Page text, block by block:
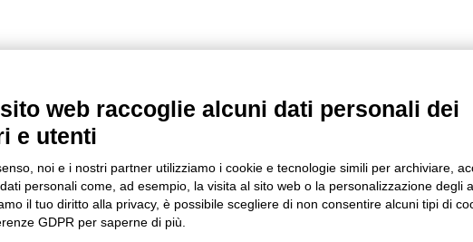
web raccoglie alcuni dati personali dei
e utenti
noi e i nostri partner utilizziamo i cookie e tecnologie simili per archiviare,
personali come, ad esempio, la visita al sito web o la personalizzazione degli
il tuo diritto alla privacy, è possibile scegliere di non consentire alcuni tipi di
GDPR per saperne di più.